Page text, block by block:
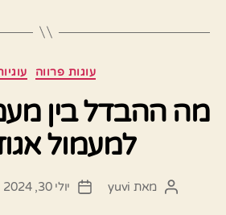
עוגות פרווה
מה ההבדל בין
למעמול
המחבר
מאת yuvi
תאריך
יולי 30, 2024